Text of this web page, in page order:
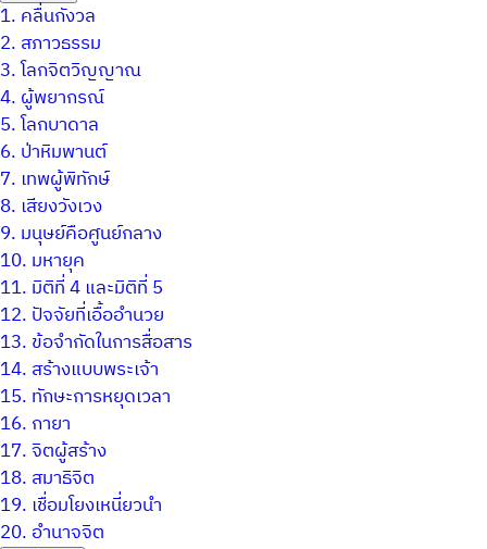
1. คลื่นกังวล
2. สภาวธรรม
3.โลกจิตวิญญาณ
4. ผู้พยากรณ์
5.โลกบาดาล
6. ป่าหิมพานต์
7. เทพผู้พิทักษ์
8. เสียงวังเวง
9. มนุษย์คือศูนย์กลาง
10. มหายุค
11. มิติที่ 4 และมิติที่ 5
12. ปัจจัยที่เอื้ออำนวย
13. ข้อจำกัดในการสื่อสาร
14. สร้างแบบพระเจ้า
15. ทักษะการหยุดเวลา
16. กายา
17.จิตผู้สร้าง
18. สมาธิจิต
19. เชื่อมโยงเหนี่ยวนำ
20. อำนาจจิต